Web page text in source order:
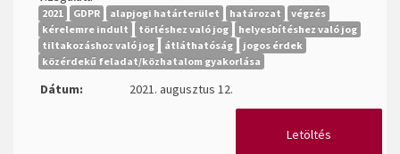
2021 GDPR alapjogi határterület határozat
végzés
kérelemre indult
törléshez való jog
helyesbítéshez való jog
tiltakozáshoz való jog
átláthatóság
jogos érdek
közérdekű feladat/közhatalom gyakorlása
Dátum: 2021. augusztus 12.
Letöltés